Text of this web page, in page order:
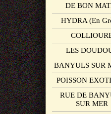
DE BON
HYDRA (En
LES
BANYULS SUR
POISSON
RUE DE
SUR MER